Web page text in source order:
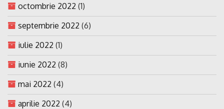
octombrie 2022 (1)
septembrie 2022 (6)
iulie 2022 (1)
iunie 2022 (8)
mai 2022 (4)
aprilie 2022 (4)